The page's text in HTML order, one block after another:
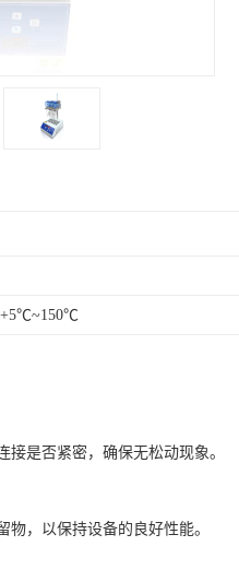
+5℃~150℃
接是否紧密，确保无松动现象。
物，以保持设备的良好性能。